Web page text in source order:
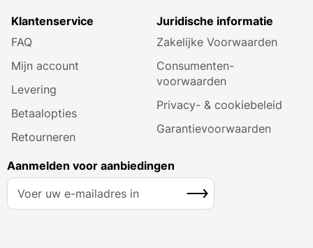
Klantenservice
FAQ
Mijn account
Levering
Betaalopties
Retourneren
Juridische informatie
Zakelijke Voorwaarden
Consumenten­
voorwaarden
Privacy- & cookiebeleid
Garantie­voorwaarden
Aanmelden voor aanbiedingen
A
Inschrijven